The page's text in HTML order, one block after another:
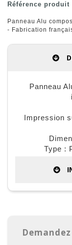
Référence produit
Panneau Alu
- Fabrication
Panneau
Impression
Type :